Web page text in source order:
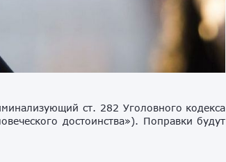
ст. 282 Уголовного кодекса
достоинства»). Поправки будут